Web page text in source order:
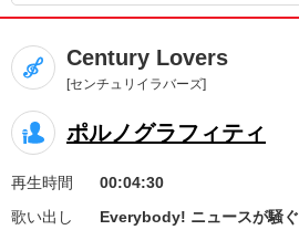
カラオケ＠DAM
ユーザー検索
キャンペーン
お知らせ よくあるご質問
Century Lovers
[センチュリイラバーズ]
ポルノグラフィティ
再生時間
00:04:30
歌い出し
Everybody! ニュースが騒ぐ